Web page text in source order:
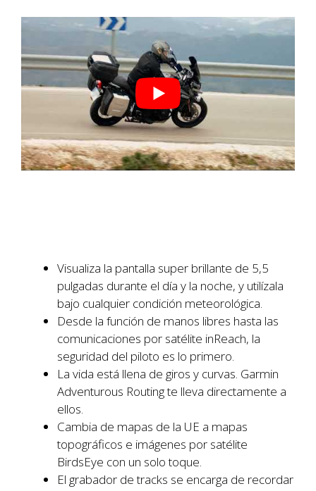
Visualiza la pantalla super brillante de 5,5
pulgadas durante el día y la noche, y utilízala
bajo cualquier condición meteorológica.
Desde la función de manos libres hasta las
comunicaciones por satélite inReach, la
seguridad del piloto es lo primero.
La vida está llena de giros y curvas. Garmin
Adventurous Routing te lleva directamente a
ellos.
Cambia de mapas de la UE a mapas
topográficos e imágenes por satélite
BirdsEye con un solo toque.
El grabador de tracks se encarga de recordar